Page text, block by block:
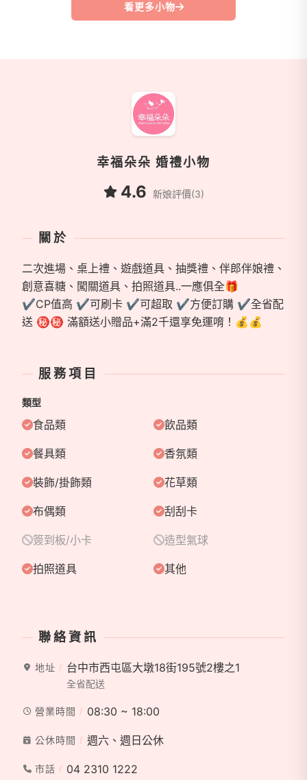
看更多小物
幸福朵朵 婚禮小物
4.6 新娘評價(3)
關於
二次進場、桌上禮、遊戲道具、抽獎禮、伴郎伴娘禮、
創意喜糖、闖關道具、拍照道具..一應俱全🎁
✔️CP值高 ✔️可刷卡 ✔️可超取 ✔️方便訂購 ✔️全省配
送 ㊙️㊙️ 滿額送小贈品+滿2千還享免運唷！💰️💰️
服務項目
類型
食品類 飲品類
餐具類 香氛類
裝飾/掛飾類 花草類
布偶類 刮刮卡
簽到板/小卡 造型氣球
拍照道具 其他
聯絡資訊
地址 台中市西屯區大墩18街195號2樓之1
全省配送
營業時間 08:30 ~ 18:00
公休時間 週六、週日公休
市話 04 2310 1222